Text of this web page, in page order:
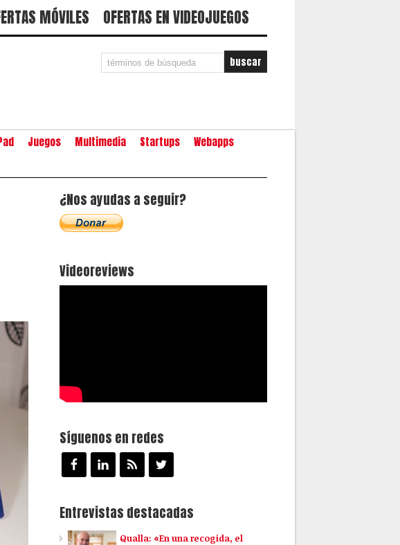
MÓVILES OFERTAS EN VIDEOJUEGOS
Juegos Multimedia Startups
Webapps
¿Nos ayudas a seguir?
Videoreviews
Síguenos en redes
Entrevistas destacadas
Qualla: «En una recogida, el